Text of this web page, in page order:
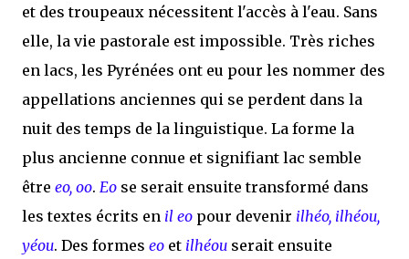
et des troupeaux nécessitent l'accès à l'eau. Sans
elle, la vie pastorale est impossible. Très riches
en lacs, les Pyrénées ont eu pour les nommer des
appellations anciennes qui se perdent dans la
nuit des temps de la linguistique. La forme la
plus ancienne connue et signifiant lac semble
être eo, oo. Eo se serait ensuite transformé dans
les textes écrits en il eo pour devenir ilhéo, ilhéou,
yéou. Des formes eo et ilhéou serait ensuite